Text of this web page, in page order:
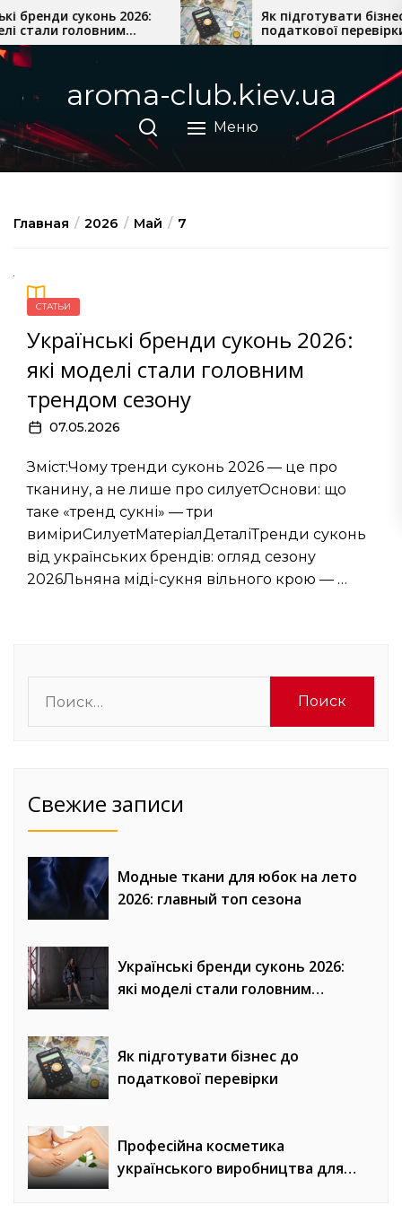
Перейти
к
содержимому
суконь 2026:
головним
Як підготувати бізнес
податкової перевірки
aroma-club.kiev.ua
Меню
Главная 2026 Май 7
СТАТЬИ
Українські бренди суконь 2026:
які моделі стали головним
трендом сезону
07.05.2026
Зміст:Чому тренди суконь 2026 — це про
тканину, а не лише про силуетОснови: що
таке «тренд сукні» — три
виміриСилуетМатеріалДеталіТренди суконь
від українських брендів: огляд сезону
2026Льняна міді-сукня вільного крою — …
Свежие записи
Модные ткани для юбок на лето
2026: главный топ сезона
Українські бренди суконь 2026:
які моделі стали головним
Як підготувати бізнес до
податкової перевірки
Професійна косметика
українського виробництва для